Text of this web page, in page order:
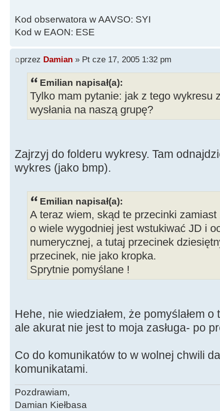
Kod obserwatora w AAVSO: SYI
Kod w EAON: ESE
przez Damian » Pt cze 17, 2005 1:32 pm
Emilian napisał(a):
Tylko mam pytanie: jak z tego wykresu
wysłania na naszą grupę?
Zajrzyj do folderu wykresy. Tam
wykres (jako bmp).
Emilian napisał(a):
A teraz wiem, skąd te przecinki
o wiele wygodniej jest wstukiwać JD i
numerycznej, a tutaj przecinek
przecinek, nie jako kropka.
Sprytnie pomyślane !
Hehe, nie wiedziałem, że pomyślałem o
ale akurat nie jest to moja zasługa- po
Co do komunikatów to w wolnej chwili
komunikatami.
Pozdrawiam,
Damian Kiełbasa